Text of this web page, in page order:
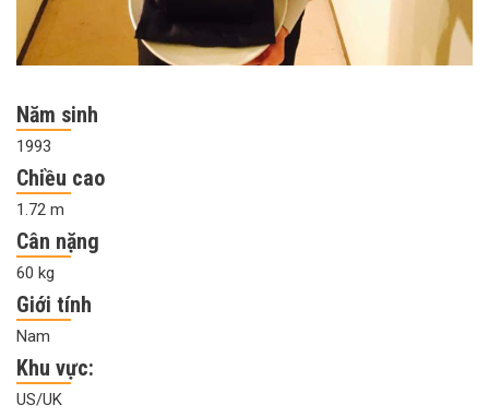
Năm sinh
1993
Chiều cao
1.72 m
Cân nặng
60 kg
Giới tính
Nam
Khu vực:
US/UK